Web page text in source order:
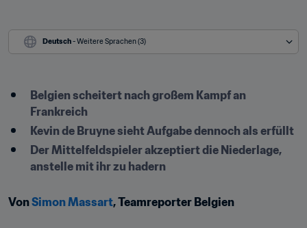
Deutsch - Weitere Sprachen (3)
​Belgien scheitert nach großem Kampf an
Frankreich
Kevin de Bruyne sieht Aufgabe dennoch als erfüllt
Der Mittelfeldspieler akzeptiert die Niederlage,
anstelle mit ihr zu hadern
Von Simon Massart, Teamreporter Belgien